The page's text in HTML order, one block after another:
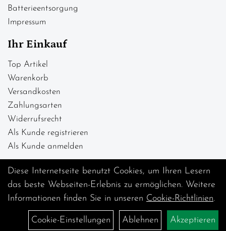
Batterieentsorgung
Impressum
Ihr Einkauf
Top Artikel
Warenkorb
Versandkosten
Zahlungsarten
Widerrufsrecht
Als Kunde registrieren
Als Kunde anmelden
Diese Internetseite benutzt Cookies, um Ihren Lesern
das beste Webseiten-Erlebnis zu ermöglichen. Weitere
Informationen finden Sie in unseren Cookie-Richtlinien.
Cookie-Einstellungen Ablehnen Akzeptieren